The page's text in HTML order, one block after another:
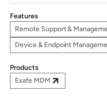
Features
Remote Support &
Device & Endpoint
Products
Exafe MDM